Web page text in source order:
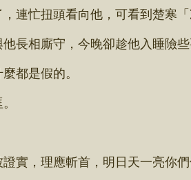
忙扭頭看向他，可看到楚寒「
相廝守，今晚卻趁他入睡險些
都是假的。
，理應斬首，明日天一亮你們